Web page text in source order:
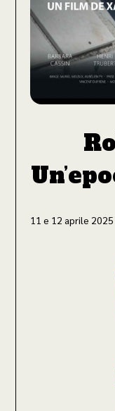
11 e 12 aprile 2025